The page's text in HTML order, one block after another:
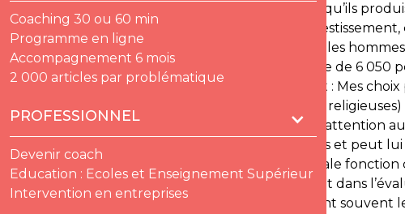
Coaching 30 ou 60 min
Programme en ligne
Accompagnement 6 mois
2 000 articles par problématique
PROFESSIONNEL
Devenir coach
Education : Ecoles et Enseignement Supérieur
Intervention en entreprises
contrôlent davantage leur image, celle qu’ils
moins consciemment, un retour sur
Escaravage. Les remarques qui blessent les
site « amour de rencontre » sur une base de 6 050
remarques sur » les hommes répondent : Mes choix
en public : 18 % Mes opinions (politiques,
prendre la mouche pour un manque d’attention
lingerie coquine, l’homme prend le relais et peut
Toujours chasseur, avec comme principale
place son amour-propre essentiellement dans
que dans sa qualité d’être. Le travail étant souvent